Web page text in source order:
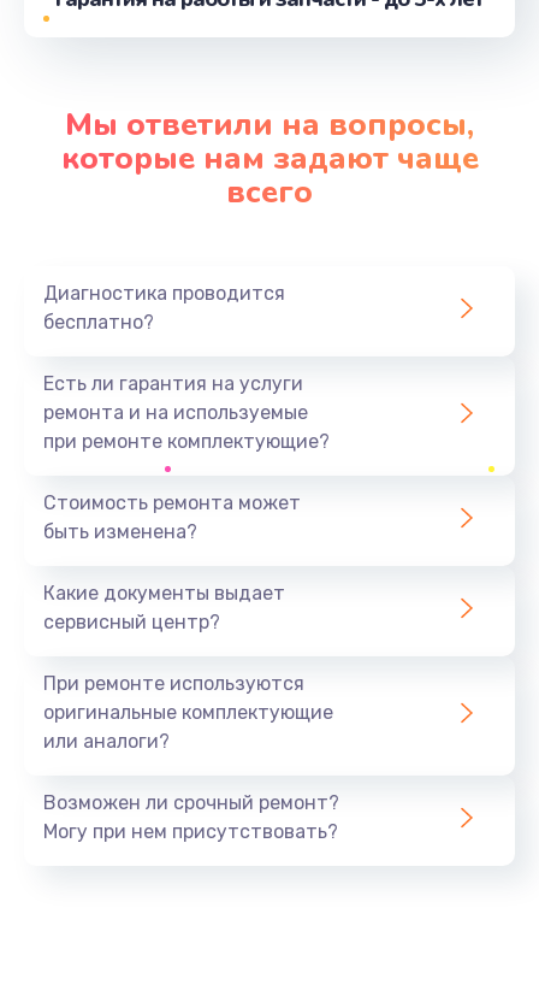
от 710 руб.
от 2050 руб.
Заказать
от 780 руб.
Заказать
Замена датчика приближения
Заказать
от 520 руб.
Мы ответили на вопросы,
которые нам задают чаще
всего
Диагностика проводится
бесплатно?
Есть ли гарантия на услуги
ремонта и на используемые
при ремонте комплектующие?
Стоимость ремонта может
быть изменена?
Какие документы выдает
сервисный центр?
При ремонте используются
оригинальные комплектующие
или аналоги?
Возможен ли срочный ремонт?
Могу при нем присутствовать?